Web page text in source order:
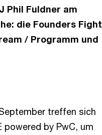
Phil Fuldner am
die Founders Fight
/ Programm und
treffen sich
powered by PwC, um